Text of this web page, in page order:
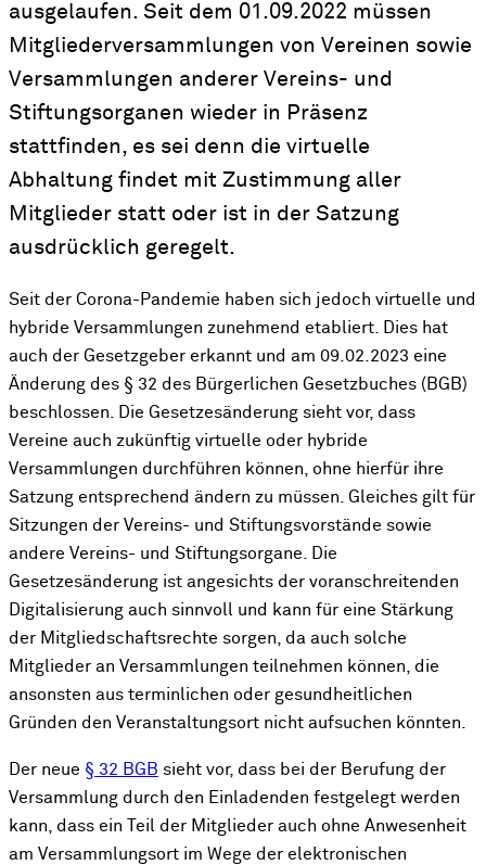
ausgelaufen. Seit dem 01.09.2022 müssen
Mitgliederversammlungen von Vereinen sowie
Versammlungen anderer Vereins- und
Stiftungsorganen wieder in Präsenz
stattfinden, es sei denn die virtuelle
Abhaltung findet mit Zustimmung aller
Mitglieder statt oder ist in der Satzung
ausdrücklich geregelt.
Seit der Corona-Pandemie haben sich jedoch virtuelle und
hybride Versammlungen zunehmend etabliert. Dies hat
auch der Gesetzgeber erkannt und am 09.02.2023 eine
Änderung des § 32 des Bürgerlichen Gesetzbuches (BGB)
beschlossen. Die Gesetzesänderung sieht vor, dass
Vereine auch zukünftig virtuelle oder hybride
Versammlungen durchführen können, ohne hierfür ihre
Satzung entsprechend ändern zu müssen. Gleiches gilt für
Sitzungen der Vereins- und Stiftungsvorstände sowie
andere Vereins- und Stiftungsorgane. Die
Gesetzesänderung ist angesichts der voranschreitenden
Digitalisierung auch sinnvoll und kann für eine Stärkung
der Mitgliedschaftsrechte sorgen, da auch solche
Mitglieder an Versammlungen teilnehmen können, die
ansonsten aus terminlichen oder gesundheitlichen
Gründen den Veranstaltungsort nicht aufsuchen könnten.
Der neue § 32 BGB sieht vor, dass bei der Berufung der
Versammlung durch den Einladenden festgelegt werden
kann, dass ein Teil der Mitglieder auch ohne Anwesenheit
am Versammlungsort im Wege der elektronischen